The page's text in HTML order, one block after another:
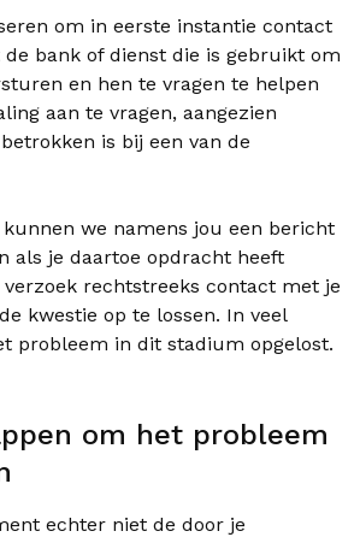
om in eerste instantie contact
bank of dienst die is gebruikt om
en hen te vragen te helpen
aan te vragen, aangezien
is bij een van de
we namens jou een bericht
als je daartoe opdracht heeft
verzoek rechtstreeks contact met je
kwestie op te lossen. In veel
probleem in dit stadium opgelost.
om het probleem
echter niet de door je